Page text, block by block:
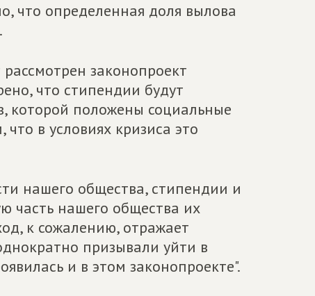
что определенная доля вылова
законопроект
что стипендии будут
которой положены социальные
в условиях кризиса это
нашего общества, стипендии и
часть нашего общества их
к сожалению, отражает
призывали уйти в
и в этом законопроекте".